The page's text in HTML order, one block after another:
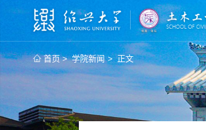
首页 > 学院新闻 > 正文